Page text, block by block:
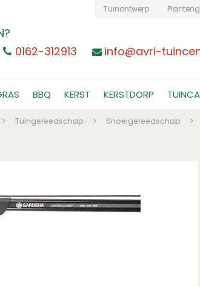
> Tuingereedschap > Snoeigereedschap >
0162-312913 info@avri-
Tuinontwerp
BBQ KERST KERSTDORP